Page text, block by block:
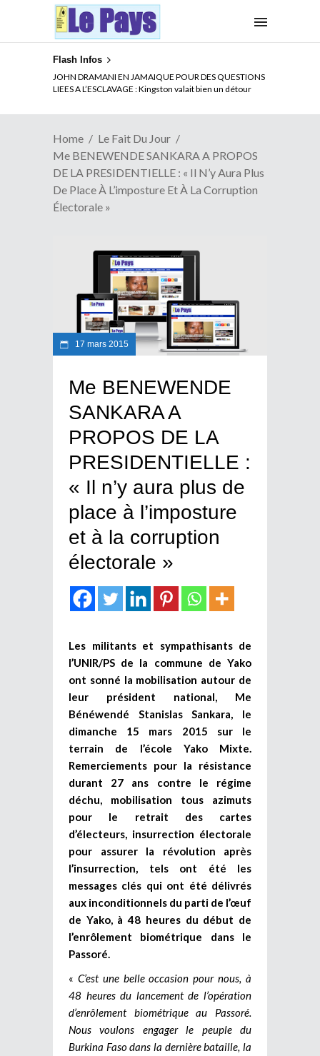
Flash Infos
ELECTION DE TALON A LA TETE DU SENAT BENINOIS :
Quand Patrice quitte le pouvoir sans partir !
Home
Le Fait Du Jour
Me BENEWENDE SANKARA A PROPOS
DE LA PRESIDENTIELLE : « Il N’y Aura Plus
De Place À L’imposture Et À La Corruption
Électorale »
17 mars 2015
Me BENEWENDE
SANKARA A
PROPOS DE LA
PRESIDENTIELLE :
« Il n’y aura plus de
place à l’imposture
et à la corruption
électorale »
Les militants et sympathisants de
l’UNIR/PS de la commune de Yako
ont sonné la mobilisation autour de
leur président national, Me
Bénéwendé Stanislas Sankara, le
dimanche 15 mars 2015 sur le
terrain de l’école Yako Mixte.
Remerciements pour la résistance
durant 27 ans contre le régime
déchu, mobilisation tous azimuts
pour le retrait des cartes
d’électeurs, insurrection électorale
pour assurer la révolution après
l’insurrection, tels ont été les
messages clés qui ont été délivrés
aux inconditionnels du parti de l’œuf
de Yako, à 48 heures du début de
l’enrôlement biométrique dans le
Passoré.
« C’est une belle occasion pour nous, à
48 heures du lancement de l’opération
d’enrôlement biométrique au Passoré.
Nous voulons engager le peuple du
Burkina Faso dans la dernière bataille, la